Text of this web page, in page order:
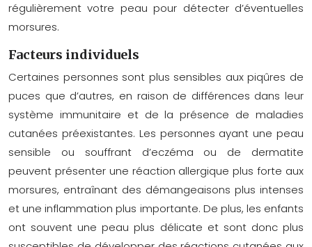
régulièrement votre peau pour détecter d’éventuelles
morsures.
Facteurs individuels
Certaines personnes sont plus sensibles aux piqûres de
puces que d’autres, en raison de différences dans leur
système immunitaire et de la présence de maladies
cutanées préexistantes. Les personnes ayant une peau
sensible ou souffrant d’eczéma ou de dermatite
peuvent présenter une réaction allergique plus forte aux
morsures, entraînant des démangeaisons plus intenses
et une inflammation plus importante. De plus, les enfants
ont souvent une peau plus délicate et sont donc plus